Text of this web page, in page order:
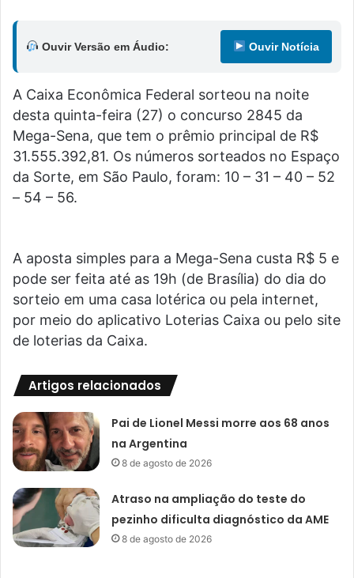
Ouvir Versão em Áudio: Ouvir Notícia
A Caixa Econômica Federal sorteou na noite
desta quinta-feira (27) o concurso 2845 da
Mega-Sena, que tem o prêmio principal de R$
31.555.392,81. Os números sorteados no Espaço
da Sorte, em São Paulo, foram: 10 – 31 – 40 – 52
– 54 – 56.
A aposta simples para a Mega-Sena custa R$ 5 e
pode ser feita até as 19h (de Brasília) do dia do
sorteio em uma casa lotérica ou pela internet,
por meio do aplicativo Loterias Caixa ou pelo site
de loterias da Caixa.
Artigos relacionados
Pai de Lionel Messi morre aos 68 anos
na Argentina
8 de agosto de 2026
Atraso na ampliação do teste do
pezinho dificulta diagnóstico da AME
8 de agosto de 2026